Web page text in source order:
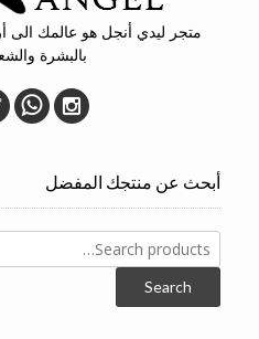
متجر ليدي أنجل هو عالمك الى
بالبشرة
أبحث عن منتجك المفضل
Search
for:
Search